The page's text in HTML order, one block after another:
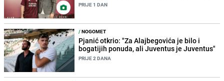
PRIJE 1 DAN
/NOGOMET
Pjanić otkrio: "Za Alajbegovića je bilo i
bogatijih ponuda, ali Juventus je Juventus"
PRIJE 2 DANA